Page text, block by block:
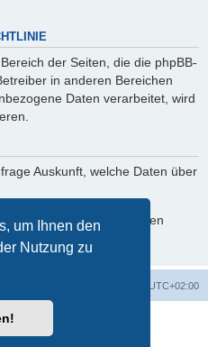
um Ihnen den
Nutzung zu
der Seiten, die die phpBB-
in anderen Bereichen
Daten verarbeitet, wird
Auskunft, welche Daten über
bzw. Sperrung Ihrer Daten
bitte den Betreiber.
UTC+02:00
Software © phpBB Limited
phpBB.de